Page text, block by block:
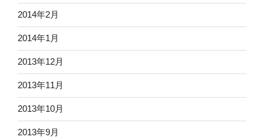
2014年2月
2014年1月
2013年12月
2013年11月
2013年10月
2013年9月